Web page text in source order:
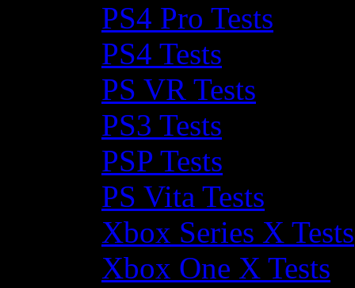
PS4 Pro Tests
PS4 Tests
PS VR Tests
PS3 Tests
PSP Tests
PS Vita Tests
Xbox Series X Tests
Xbox One X Tests